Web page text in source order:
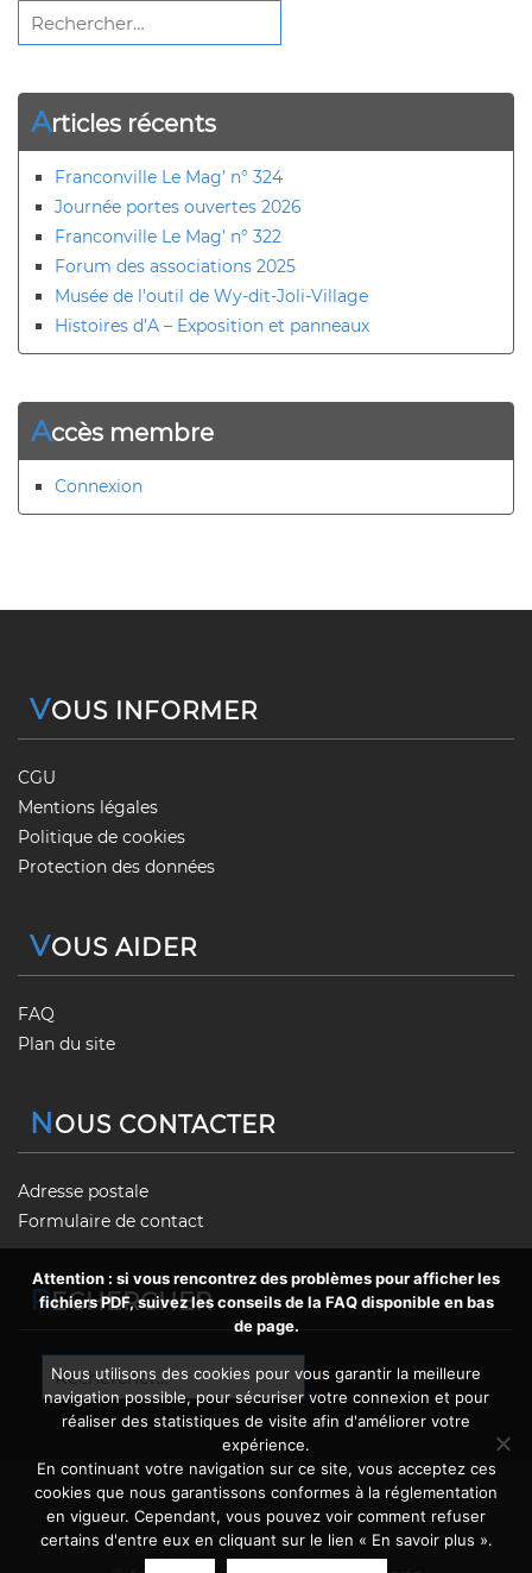
Rechercher :
Articles récents
Franconville Le Mag’ n° 324
Journée portes ouvertes 2026
Franconville Le Mag’ n° 322
Forum des associations 2025
Musée de l’outil de Wy-dit-Joli-Village
Histoires d’A – Exposition et panneaux
Accès membre
Connexion
VOUS INFORMER
CGU
Mentions légales
Politique de cookies
Protection des données
VOUS AIDER
FAQ
Plan du site
NOUS CONTACTER
Adresse postale
Formulaire de contact
RECHERCHER
Rechercher :
Attention : si vous rencontrez des problèmes pour afficher les
fichiers PDF, suivez les conseils de la FAQ disponible en bas
de page.
Nous utilisons des cookies pour vous garantir la meilleure
navigation possible, pour sécuriser votre connexion et pour
réaliser des statistiques de visite afin d'améliorer votre
expérience.
En continuant votre navigation sur ce site, vous acceptez ces
cookies que nous garantissons conformes à la réglementation
en vigueur. Cependant, vous pouvez voir comment refuser
certains d'entre eux en cliquant sur le lien « En savoir plus ».